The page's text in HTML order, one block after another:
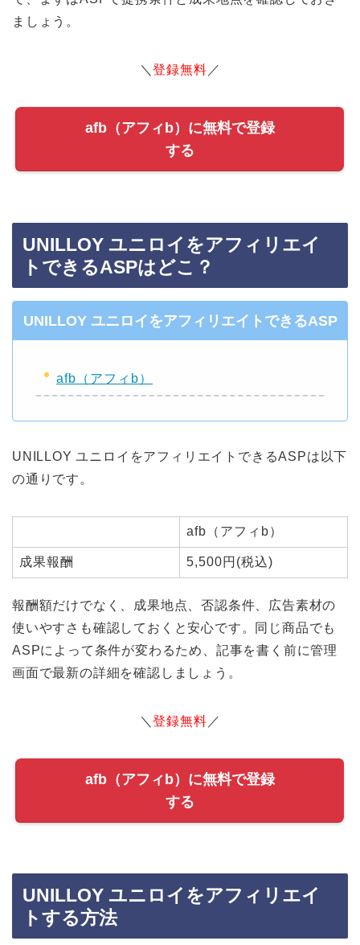
ましょう。
＼登録無料 ／
afb（アフィb）に無料で登録
する
UNILLOY ユニロイをアフィリエイ
トできるASPはどこ？
UNILLOY ユニロイをアフィリエイトできるASP
afb（アフィb）
UNILLOY ユニロイをアフィリエイトできるASPは以下
の通りです。
afb（アフィb）
成果報酬 5,500円(税込)
報酬額だけでなく、成果地点、否認条件、広告素材の
使いやすさも確認しておくと安心です。同じ商品でも
ASPによって条件が変わるため、記事を書く前に管理
画面で最新の詳細を確認しましょう。
＼登録無料 ／
afb（アフィb）に無料で登録
する
UNILLOY ユニロイをアフィリエイ
トする方法